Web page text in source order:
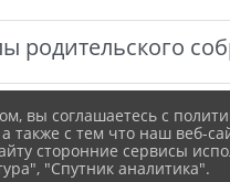
родительского
вы соглашаетесь с
также с тем что наш веб-
сторонние сервисы
"Спутник аналитика".